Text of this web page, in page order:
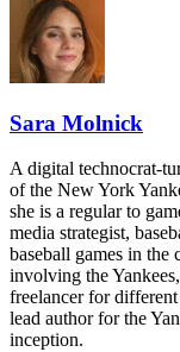
Sara Molnick
A digital technocrat-
of the New York
she is a regular to
media strategist,
baseball games in
involving the
freelancer for
lead author for the
inception.